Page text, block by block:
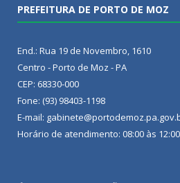
PREFEITURA DE PORTO DE MOZ
End.: Rua 19 de Novembro, 1610
Centro - Porto de Moz - PA
CEP: 68330-000
Fone: (93) 98403-1198
E-mail:
Horário de atendimento: 08:00 às